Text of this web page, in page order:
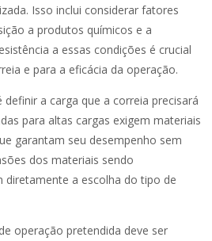
Isso inclui considerar fatores
a produtos químicos e a
a essas condições é crucial
e para a eficácia da operação.
a carga que a correia precisará
para altas cargas exigem materiais
garantam seu desempenho sem
dos materiais sendo
diretamente a escolha do tipo de
operação pretendida deve ser